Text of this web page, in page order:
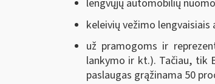
lengvųjų automobilių
keleivių vežimo
už pramogoms ir
lankymo ir kt.). Tačiau, tik
paslaugas grąžinama 50